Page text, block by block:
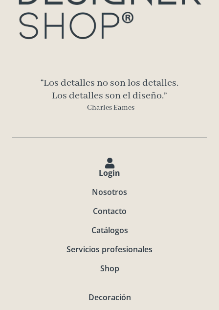
“Los detalles no son los detalles.
Los detalles son el diseño.”
-Charles Eames
Login
Nosotros
Contacto
Catálogos
Servicios profesionales
Shop
Decoración